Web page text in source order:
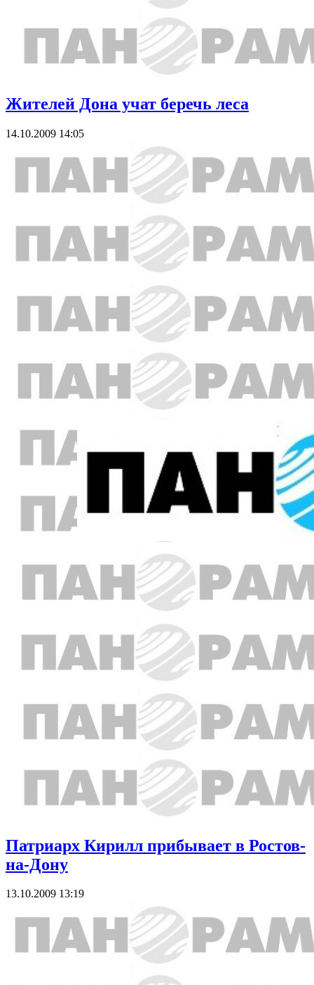
Жителей Дона учат беречь леса
14.10.2009 14:05
Патриарх Кирилл прибывает в Ростов-
на-Дону
13.10.2009 13:19